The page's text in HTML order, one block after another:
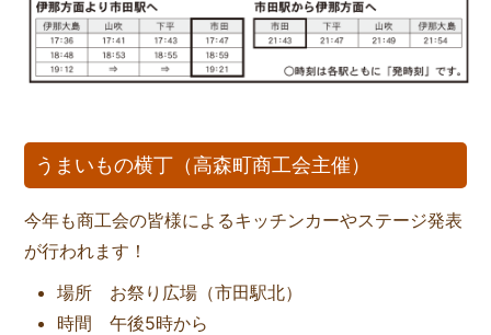
うまいもの横丁（高森町商工会主催）
今年も商工会の皆様によるキッチンカーやステージ発表
が行われます！
場所 お祭り広場（市田駅北）
時間 午後5時から